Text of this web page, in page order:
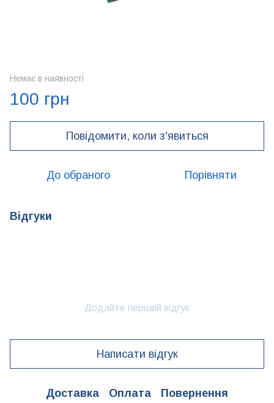
Немає в наявності
100 грн
Повідомити, коли з'явиться
До обраного Порівняти
Відгуки
Додайте перший відгук
Написати відгук
Доставка Оплата Повернення